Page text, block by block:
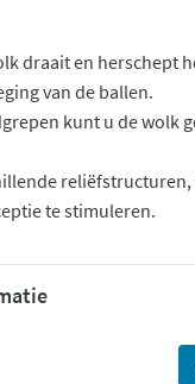
draait en herschept
van de ballen.
kunt u de wolk
te stimuleren.